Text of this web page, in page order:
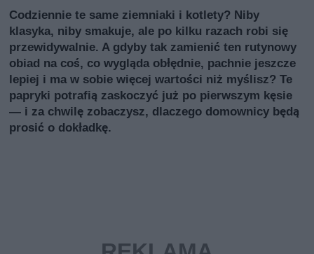
Codziennie te same ziemniaki i kotlety? Niby
klasyka, niby smakuje, ale po kilku razach robi się
przewidywalnie. A gdyby tak zamienić ten rutynowy
obiad na coś, co wygląda obłędnie, pachnie jeszcze
lepiej i ma w sobie więcej wartości niż myślisz? Te
papryki potrafią zaskoczyć już po pierwszym kęsie
— i za chwilę zobaczysz, dlaczego domownicy będą
prosić o dokładkę.